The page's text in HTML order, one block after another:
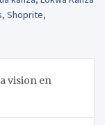
, Shoprite,
vision en